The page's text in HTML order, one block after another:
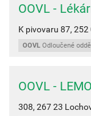
OOVL -
K pivovaru 87, 252
OOVL Odloučené
OOVL -
308, 267 23